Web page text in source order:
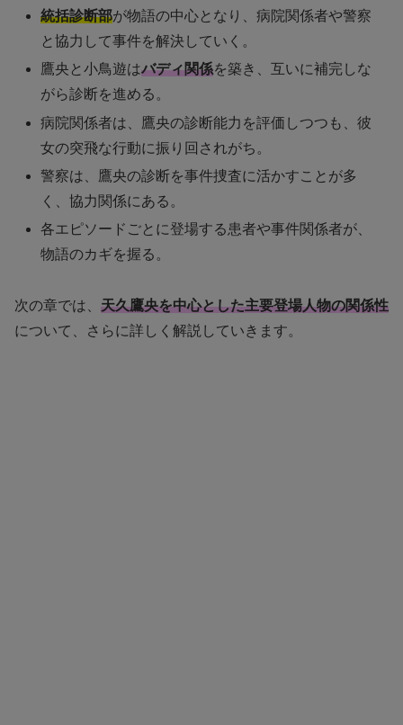
統括診断部が物語の中心となり、病院関係者や警察
と協力して事件を解決していく。
鷹央と小鳥遊はバディ関係を築き、互いに補完しな
がら診断を進める。
病院関係者は、鷹央の診断能力を評価しつつも、彼
女の突飛な行動に振り回されがち。
警察は、鷹央の診断を事件捜査に活かすことが多
く、協力関係にある。
各エピソードごとに登場する患者や事件関係者が、
物語のカギを握る。
次の章では、 天久鷹央を中心とした主要登場人物の関係性
について、さらに詳しく解説していきます。